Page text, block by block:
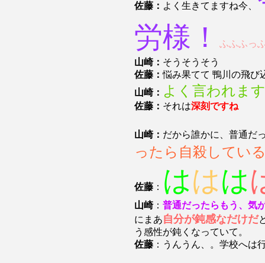
佐藤： よく生きてますね今、
労様！
ふふふっ
山崎： そうそうそう
佐藤：悩み果てて 鴨川の飛び
山崎： よく言われま
佐藤： それは深刻ですね
山崎： だから誰かに、普通だ
ったら自殺してい
佐藤 ： ははは
山崎： 普通だったらもう、気
にまあ自分が鈍感なだけだ
う感性が鈍くなっていて。
佐藤 ：うんうん、。学校へは